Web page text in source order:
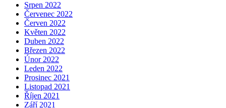
Srpen 2022
Červenec 2022
Červen 2022
Květen 2022
Duben 2022
Březen 2022
Únor 2022
Leden 2022
Prosinec 2021
Listopad 2021
Říjen 2021
Září 2021